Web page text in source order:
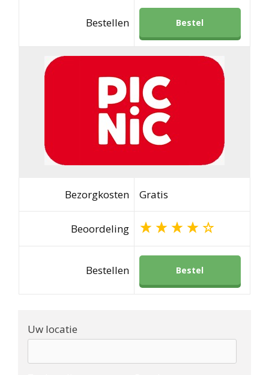
Bestellen Bestel
Bezorgkosten Gratis
Beoordeling
Bestellen Bestel
Uw locatie